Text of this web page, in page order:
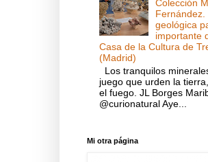
Colección
Fernández.
geológica
importante
Casa de la Cultura de
(Madrid)
Los tranquilos
juego que urden la
el fuego. JL Borges
@curionatural Aye...
Mi otra página